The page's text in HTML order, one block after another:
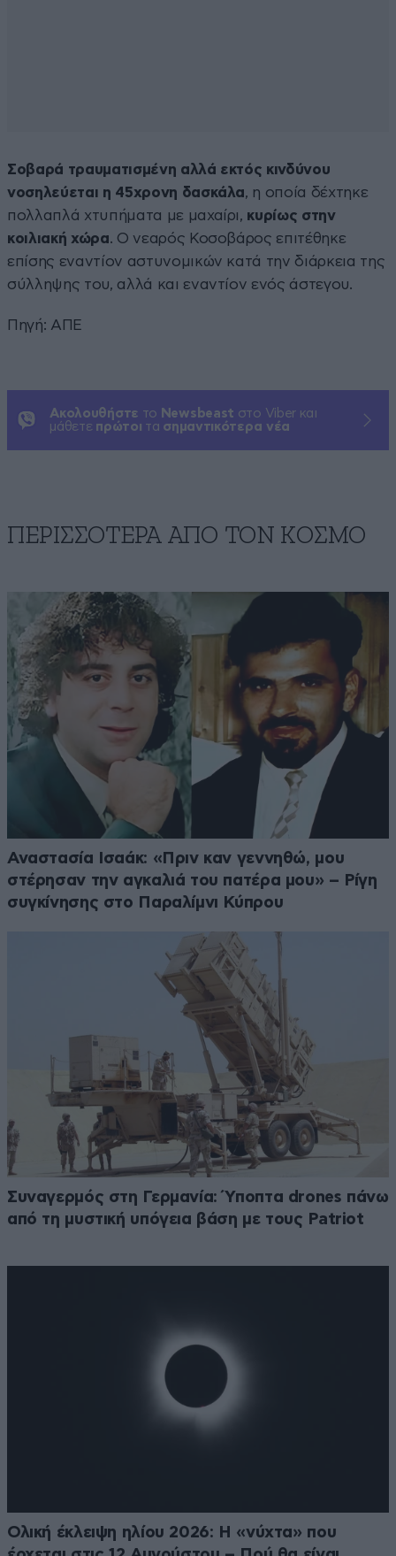
Σοβαρά τραυματισμένη αλλά εκτός κινδύνου
νοσηλεύεται η 45χρονη δασκάλα, η οποία δέχτηκε
πολλαπλά χτυπήματα με μαχαίρι, κυρίως στην
κοιλιακή χώρα. Ο νεαρός Κοσοβάρος επιτέθηκε
επίσης εναντίον αστυνομικών κατά την διάρκεια της
σύλληψης του, αλλά και εναντίον ενός άστεγου.
Πηγή: ΑΠΕ
Ακολουθήστε το Newsbeast στο Viber και
μάθετε πρώτοι τα σημαντικότερα νέα
ΠΕΡΙΣΣΟΤΕΡΑ ΑΠΟ ΤΟΝ ΚΟΣΜΟ
Αναστασία Ισαάκ: «Πριν καν γεννηθώ, μου
στέρησαν την αγκαλιά του πατέρα μου» – Ρίγη
συγκίνησης στο Παραλίμνι Κύπρου
Συναγερμός στη Γερμανία: Ύποπτα drones πάνω
από τη μυστική υπόγεια βάση με τους Patriot
Ολική έκλειψη ηλίου 2026: Η «νύχτα» που